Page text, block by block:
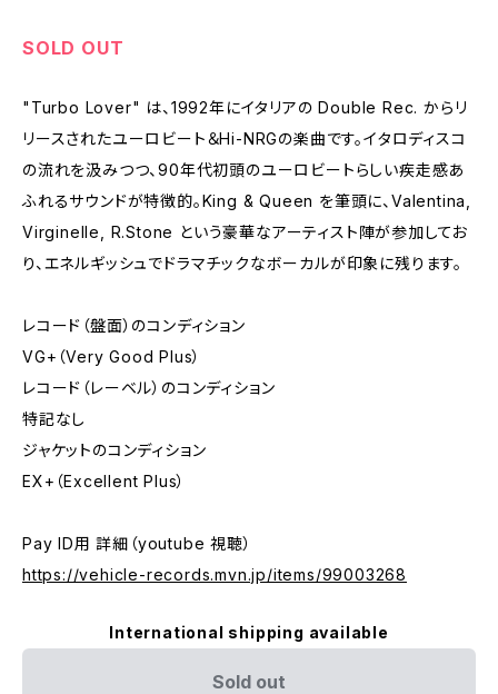
SOLD OUT
"Turbo Lover" は、1992年にイタリアの Double Rec. からリ
リースされたユーロビート＆Hi-NRGの楽曲です。イタロディスコ
の流れを汲みつつ、90年代初頭のユーロビートらしい疾走感あ
ふれるサウンドが特徴的。King & Queen を筆頭に、Valentina,
Virginelle, R.Stone という豪華なアーティスト陣が参加してお
り、エネルギッシュでドラマチックなボーカルが印象に残ります。
レコード（盤面）のコンディション
VG+（Very Good Plus）
レコード（レーベル）のコンディション
特記なし
ジャケットのコンディション
EX+（Excellent Plus）
Pay ID用 詳細（youtube 視聴）
https://vehicle-records.mvn.jp/items/99003268
International shipping available
Sold out